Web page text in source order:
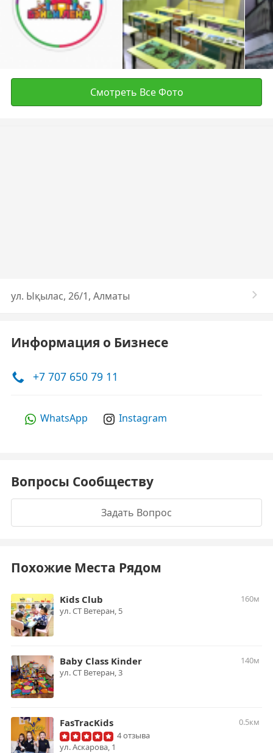
Смотреть Все Фото
​ул. Ықылас, 26/1, Алматы
Информация о Бизнесе
+7 707 650 79 11
WhatsApp Instagram
Вопросы Сообществу
Задать Вопрос
Похожие Места Рядом
Kids Club
160м
ул. СТ Ветеран, 5
Baby Class Kinder
140м
ул. ​СТ Ветеран, 3
FasTracKids
0.5км
4 отзыва
ул. Аскарова, 1